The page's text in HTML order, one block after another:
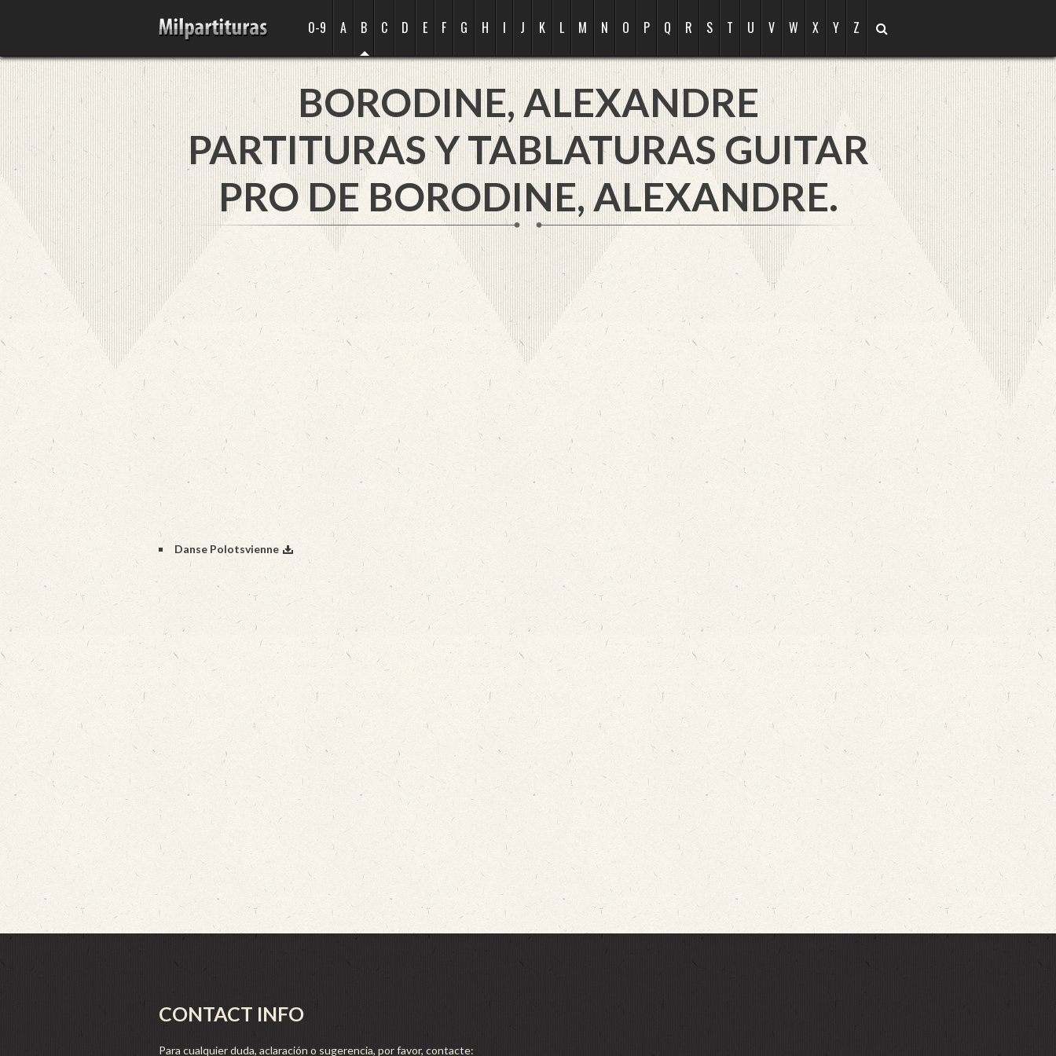
0-9 A B C D E F G H I J K L M N O P Q R S T U V W X Y Z
BORODINE, ALEXANDRE
PARTITURAS Y TABLATURAS GUITAR
PRO DE BORODINE, ALEXANDRE.
Danse Polotsvienne
CONTACT INFO
Para cualquier duda, aclaración o sugerencia, por favor, contacte: